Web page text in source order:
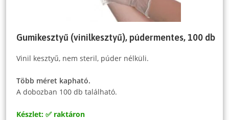
Gumikesztyű (vinilkesztyű), púdermentes, 100 db
Vinil kesztyű, nem steril, púder nélküli.
Több méret kapható.
A dobozban 100 db található.
Készlet: ✅ raktáron